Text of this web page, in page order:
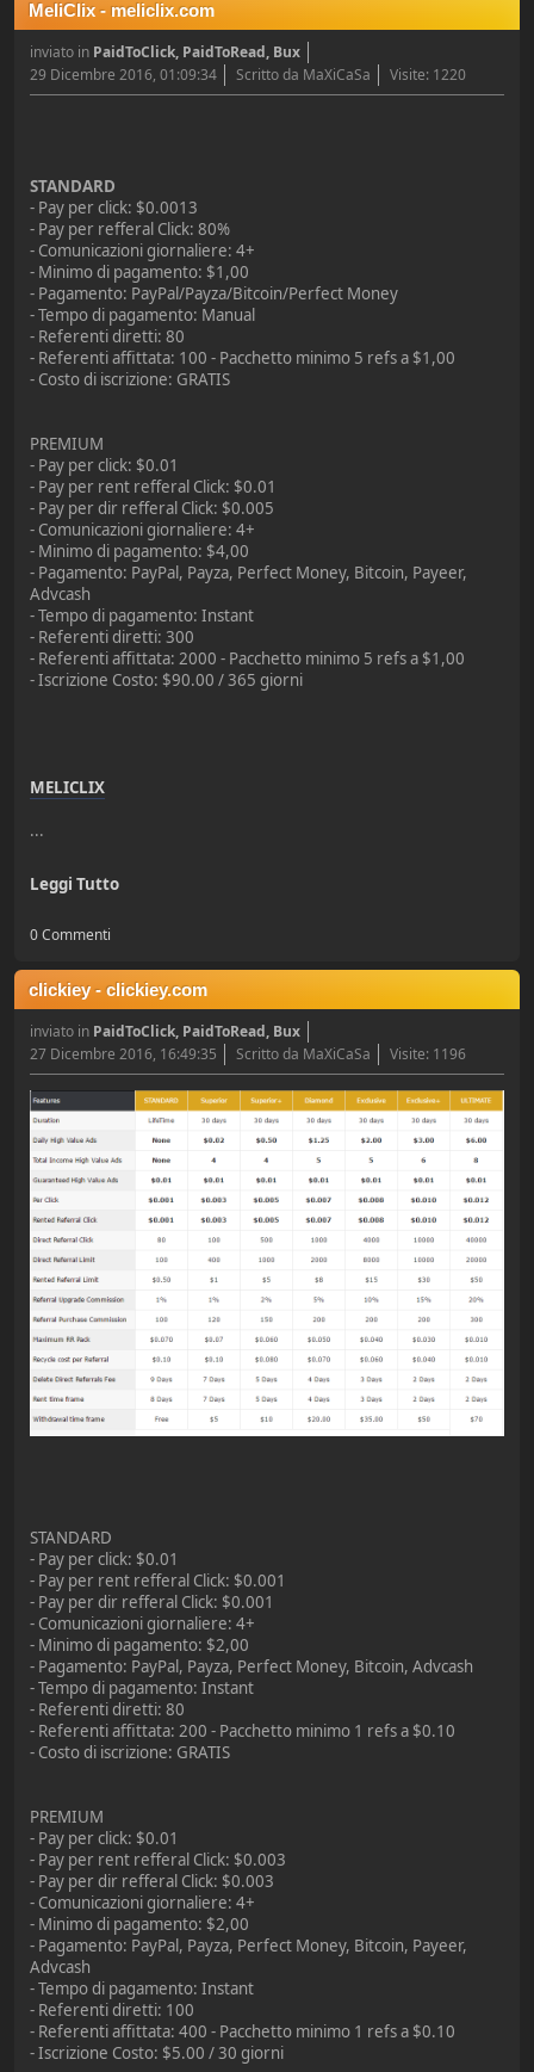
MeliClix - meliclix.com
inviato in PaidToClick, PaidToRead, Bux
29 Dicembre 2016, 01:09:34
Scritto da MaXiCaSa Visite: 1220
STANDARD
- Pay per click: $0.0013
- Pay per refferal Click: 80%
- Comunicazioni giornaliere: 4+
- Minimo di pagamento: $1,00
- Pagamento: PayPal/Payza/Bitcoin/Perfect Money
- Tempo di pagamento: Manual
- Referenti diretti: 80
- Referenti affittata: 100 - Pacchetto minimo 5 refs a $1,00
- Costo di iscrizione: GRATIS
PREMIUM
- Pay per click: $0.01
- Pay per rent refferal Click: $0.01
- Pay per dir refferal Click: $0.005
- Comunicazioni giornaliere: 4+
- Minimo di pagamento: $4,00
- Pagamento: PayPal, Payza, Perfect Money, Bitcoin, Payeer,
Advcash
- Tempo di pagamento: Instant
- Referenti diretti: 300
- Referenti affittata: 2000 - Pacchetto minimo 5 refs a $1,00
- Iscrizione Costo: $90.00 / 365 giorni
MELICLIX
...
Leggi Tutto
0 Commenti
clickiey - clickiey.com
inviato in PaidToClick, PaidToRead, Bux
27 Dicembre 2016, 16:49:35
Scritto da MaXiCaSa Visite: 1196
STANDARD
- Pay per click: $0.01
- Pay per rent refferal Click: $0.001
- Pay per dir refferal Click: $0.001
- Comunicazioni giornaliere: 4+
- Minimo di pagamento: $2,00
- Pagamento: PayPal, Payza, Perfect Money, Bitcoin, Advcash
- Tempo di pagamento: Instant
- Referenti diretti: 80
- Referenti affittata: 200 - Pacchetto minimo 1 refs a $0.10
- Costo di iscrizione: GRATIS
PREMIUM
- Pay per click: $0.01
- Pay per rent refferal Click: $0.003
- Pay per dir refferal Click: $0.003
- Comunicazioni giornaliere: 4+
- Minimo di pagamento: $2,00
- Pagamento: PayPal, Payza, Perfect Money, Bitcoin, Payeer,
Advcash
- Tempo di pagamento: Instant
- Referenti diretti: 100
- Referenti affittata: 400 - Pacchetto minimo 1 refs a $0.10
- Iscrizione Costo: $5.00 / 30 giorni